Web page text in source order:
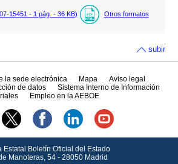
15451 - 1 pág. - 36 KB) Otros formatos
subir
la sede electrónica Mapa
Aviso legal
de datos
Sistema Interno de Información
Empleo en la AEBOE
Estatal Boletín Oficial del Estado
Manoteras, 54 - 28050 Madrid